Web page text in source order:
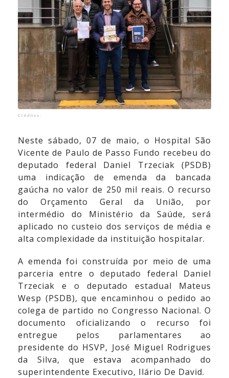
Créditos:
Neste sábado, 07 de maio, o Hospital São
Vicente de Paulo de Passo Fundo recebeu do
deputado federal Daniel Trzeciak (PSDB)
uma indicação de emenda da bancada
gaúcha no valor de 250 mil reais. O recurso
do Orçamento Geral da União, por
intermédio do Ministério da Saúde, será
aplicado no custeio dos serviços de média e
alta complexidade da instituição hospitalar.
A emenda foi construída por meio de uma
parceria entre o deputado federal Daniel
Trzeciak e o deputado estadual Mateus
Wesp (PSDB), que encaminhou o pedido ao
colega de partido no Congresso Nacional. O
documento oficializando o recurso foi
entregue pelos parlamentares ao
presidente do HSVP, José Miguel Rodrigues
da Silva, que estava acompanhado do
superintendente Executivo, Ilário De David.